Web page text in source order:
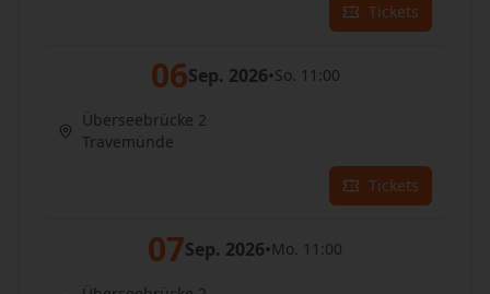
Tickets
06Sep. 2026•So. 11:00
Überseebrücke 2
Travemünde
Tickets
07Sep. 2026•Mo. 11:00